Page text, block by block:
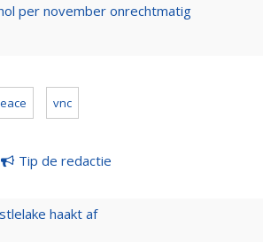
per november onrechtmatig
vnc
Tip de redactie
haakt af